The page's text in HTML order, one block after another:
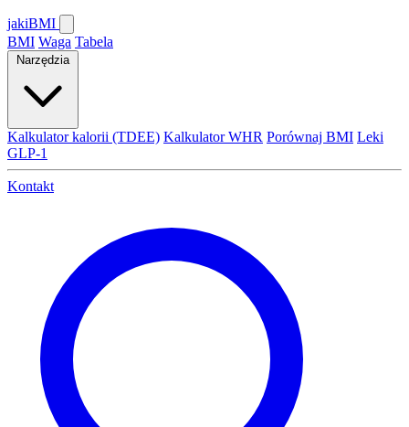
jakiBMI
BMI Waga Tabela
Narzędzia
Kalkulator kalorii (TDEE) Kalkulator WHR Porównaj BMI Leki
GLP-1
Kontakt